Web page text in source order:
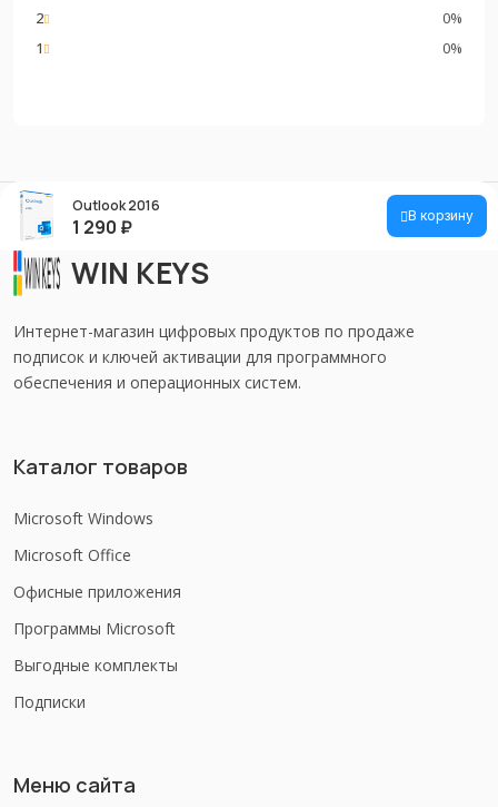
2
0%
1
0%
Outlook 2016
1 290 ₽ В корзину
WIN KEYS
Интернет-магазин цифровых продуктов по продаже
подписок и ключей активации для программного
обеспечения и операционных систем.
Каталог товаров
Microsoft Windows
Microsoft Office
Офисные приложения
Программы Microsoft
Выгодные комплекты
Подписки
Меню сайта